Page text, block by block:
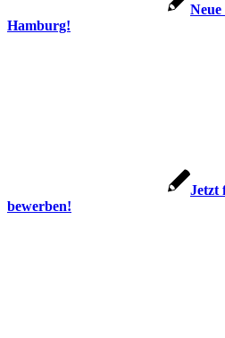
Hamburg!
Jetzt
bewerben!